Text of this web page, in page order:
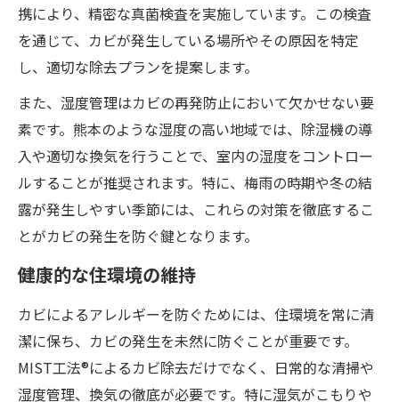
携により、精密な真菌検査を実施しています。この検査
を通じて、カビが発生している場所やその原因を特定
し、適切な除去プランを提案します。
また、湿度管理はカビの再発防止において欠かせない要
素です。熊本のような湿度の高い地域では、除湿機の導
入や適切な換気を行うことで、室内の湿度をコントロー
ルすることが推奨されます。特に、梅雨の時期や冬の結
露が発生しやすい季節には、これらの対策を徹底するこ
とがカビの発生を防ぐ鍵となります。
健康的な住環境の維持
カビによるアレルギーを防ぐためには、住環境を常に清
潔に保ち、カビの発生を未然に防ぐことが重要です。
MIST工法®によるカビ除去だけでなく、日常的な清掃や
湿度管理、換気の徹底が必要です。特に湿気がこもりや